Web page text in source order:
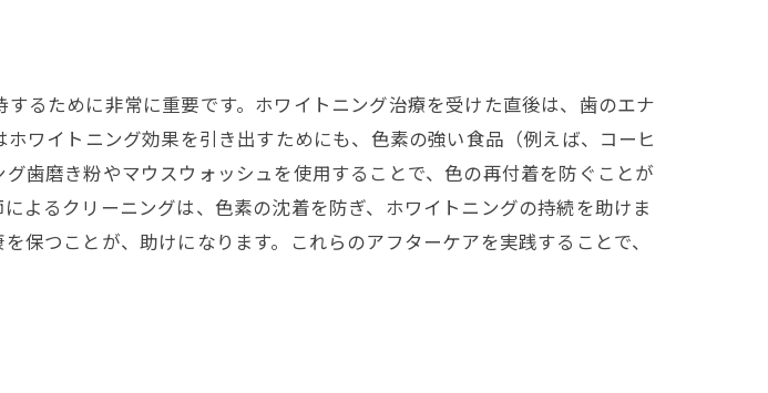
るために非常に重要です。ホワイトニング治療を受けた直後は、歯のエナ
ワイトニング効果を引き出すためにも、色素の強い食品（例えば、コーヒ
歯磨き粉やマウスウォッシュを使用することで、色の再付着を防ぐことが
よるクリーニングは、色素の沈着を防ぎ、ホワイトニングの持続を助けま
つことが、助けになります。これらのアフターケアを実践することで、